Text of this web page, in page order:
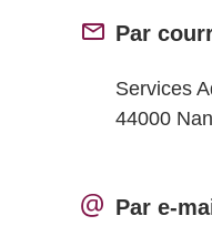
Par
Services
44000
Par e-